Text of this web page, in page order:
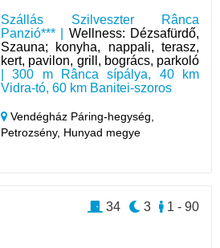
Szállás Szilveszter Rânca
Panzió*** | Wellness: Dézsafürdő,
Szauna; konyha, nappali, terasz,
kert, pavilon, grill, bogrács, parkoló
| 300 m Rânca sípálya, 40 km
Vidra-tó, 60 km Banitei-szoros
Vendégház Páring-hegység,
Petrozsény, Hunyad megye
1 - 90
3
34